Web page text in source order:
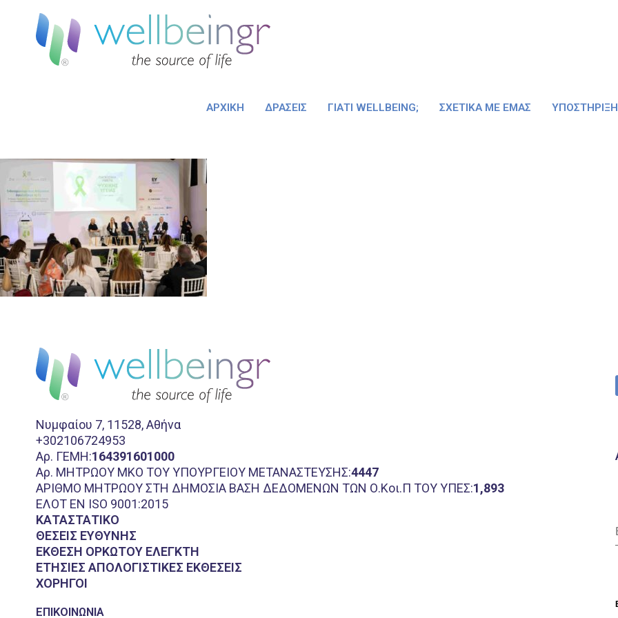
ΑΡΧΙΚΉ ΔΡΆΣΕΙΣ ΓΙΑΤΊ WELLBEING; ΣΧΕΤΙΚΆ ΜΕ ΕΜΆΣ ΥΠΟΣΤΉΡΙΞΗ
Νυμφαίου 7, 11528, Αθήνα
+302106724953
Aρ. ΓΕΜΗ:164391601000
Αρ. ΜΗΤΡΩΟΥ ΜΚΟ ΤΟΥ ΥΠΟΥΡΓΕΙΟΥ ΜΕΤΑΝΑΣΤΕΥΣΗΣ:4447
ΑΡΙΘΜΟ ΜΗΤΡΩΟΥ ΣΤΗ ΔΗΜΟΣΙΑ ΒΑΣΗ ΔΕΔΟΜΕΝΩΝ ΤΩΝ Ο.Κοι.Π ΤΟΥ ΥΠΕΣ:1,893
ΕΛΟΤ EN ISO 9001:2015
ΚΑΤΑΣΤΑΤΙΚΟ
ΘΕΣΕΙΣ ΕΥΘΥΝΗΣ
ΕΚΘΕΣΗ ΟΡΚΩΤΟΥ ΕΛΕΓΚΤΗ
ΕΤΗΣΙΕΣ ΑΠΟΛΟΓΙΣΤΙΚΕΣ ΕΚΘΕΣΕΙΣ
ΧΟΡΗΓΟΙ
ΕΠΙΚΟΙΝΩΝΊΑ